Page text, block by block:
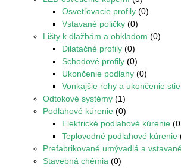
Osvetľovacie profily (0)
Vstavané poličky (0)
Lišty k dlažbám a obkladom (0)
Dilatačné profily (0)
Schodové profily (0)
Ukončenie podlahy (0)
Vonkajšie rohy a ukončenie
Odtokové systémy (1)
Podlahové kúrenie (0)
Elektrické podlahové kúrenie
Teplovodné podlahové kúrenie
Prefabrikované umývadlá a
Stavebná chémia (0)